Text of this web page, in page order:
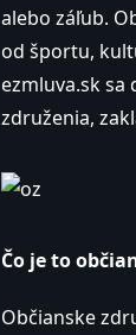
alebo záľub.
od športu,
ezmluva.sk sa
združenia,
Čo je to
Občianske